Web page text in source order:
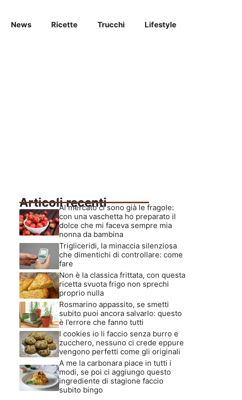
News Ricette Trucchi Lifestyle
Articoli recenti
Al mercato ci sono già le fragole:
con una vaschetta ho preparato il
dolce che mi faceva sempre mia
nonna da bambina
Trigliceridi, la minaccia silenziosa
che dimentichi di controllare: come
fare
Non è la classica frittata, con questa
ricetta svuota frigo non sprechi
proprio nulla
Rosmarino appassito, se smetti
subito puoi ancora salvarlo: questo
è l’errore che fanno tutti
I cookies io li faccio senza burro e
zucchero, nessuno ci crede eppure
vengono perfetti come gli originali
A me la carbonara piace in tutti i
modi, se poi ci aggiungo questo
ingrediente di stagione faccio
subito bingo